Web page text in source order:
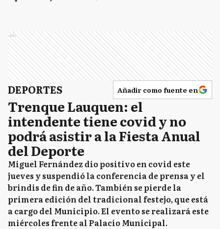
Ads
DEPORTES Añadir como fuente en
Trenque Lauquen: el
intendente tiene covid y no
podrá asistir a la Fiesta Anual
del Deporte
Miguel Fernández dio positivo en covid este
jueves y suspendió la conferencia de prensa y el
brindis de fin de año. También se pierde la
primera edición del tradicional festejo, que está
a cargo del Municipio. El evento se realizará este
miércoles frente al Palacio Municipal.